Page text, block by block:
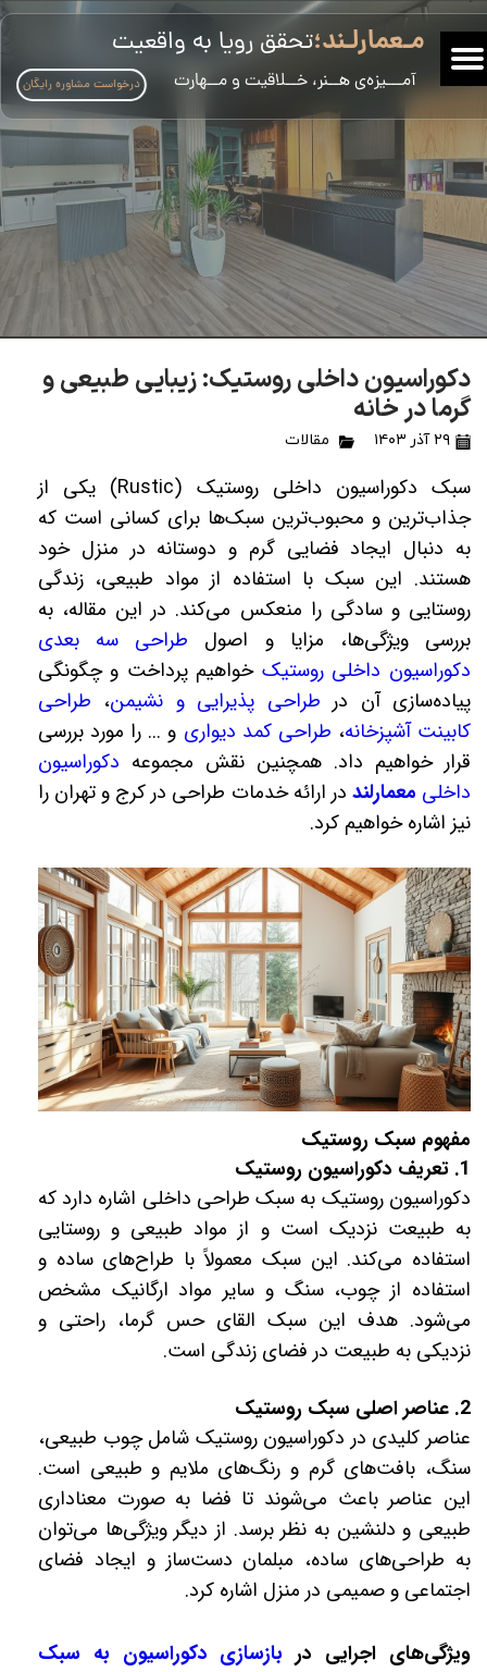
​آمـــیزه‌ی هــنر، خــلاقیت و مــهارت
مـعمارلـند؛تحقق رویا به واقعیت
درخواست مشاوره رایگان
دکوراسیون داخلی روستیک: زیبایی طبیعی و
گرما در خانه
۲۹ آذر ۱۴۰۳ مقالات
سبک دکوراسیون داخلی روستیک (Rustic) یکی از
جذاب‌ترین و محبوب‌ترین سبک‌ها برای کسانی است که
به دنبال ایجاد فضایی گرم و دوستانه در منزل خود
هستند. این سبک با استفاده از مواد طبیعی، زندگی
روستایی و سادگی را منعکس می‌کند. در این مقاله، به
بررسی ویژگی‌ها، مزایا و اصول طراحی سه بعدی
دکوراسیون داخلی روستیک خواهیم پرداخت و چگونگی
پیاده‌سازی آن در طراحی پذیرایی و نشیمن، طراحی
کابینت آشپزخانه، طراحی کمد دیواری و ... را مورد بررسی
قرار خواهیم داد. همچنین نقش مجموعه دکوراسیون
داخلی معمارلند در ارائه خدمات طراحی در کرج و تهران را
نیز اشاره خواهیم کرد.
مفهوم سبک روستیک
1. تعریف دکوراسیون روستیک
دکوراسیون روستیک به سبک طراحی داخلی اشاره دارد که
به طبیعت نزدیک است و از مواد طبیعی و روستایی
استفاده می‌کند. این سبک معمولاً با طراح‌های ساده و
استفاده از چوب، سنگ و سایر مواد ارگانیک مشخص
می‌شود. هدف این سبک القای حس گرما، راحتی و
نزدیکی به طبیعت در فضای زندگی است.
2. عناصر اصلی سبک روستیک
عناصر کلیدی در دکوراسیون روستیک شامل چوب طبیعی،
سنگ، بافت‌های گرم و رنگ‌های ملایم و طبیعی است.
این عناصر باعث می‌شوند تا فضا به صورت معناداری
طبیعی و دلنشین به نظر برسد. از دیگر ویژگی‌ها می‌توان
به طراحی‌های ساده، مبلمان دست‌ساز و ایجاد فضای
اجتماعی و صمیمی در منزل اشاره کرد.
ویژگی‌های اجرایی در بازسازی دکوراسیون به سبک